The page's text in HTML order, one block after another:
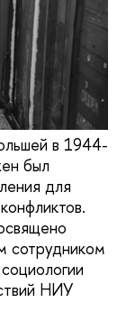
в 1944-
был
для
сотрудником
НИУ